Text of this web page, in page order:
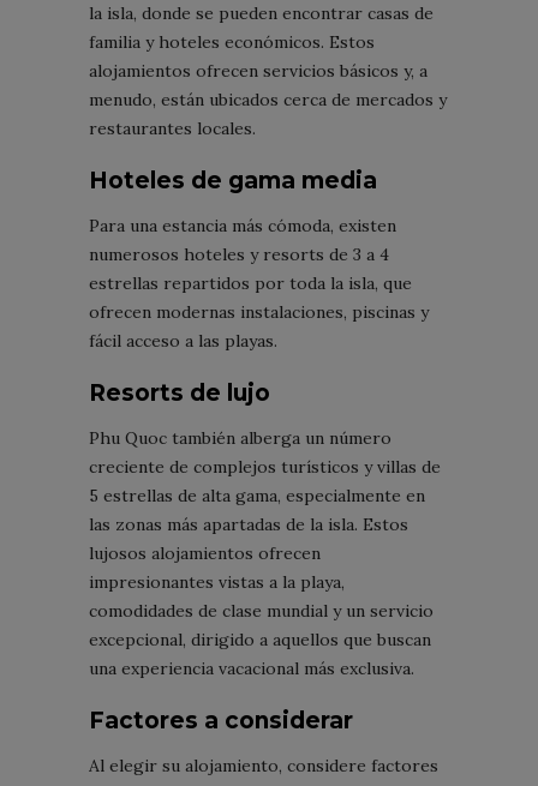
la isla, donde se pueden encontrar casas de
familia y hoteles económicos. Estos
alojamientos ofrecen servicios básicos y, a
menudo, están ubicados cerca de mercados y
restaurantes locales.
Hoteles de gama media
Para una estancia más cómoda, existen
numerosos hoteles y resorts de 3 a 4
estrellas repartidos por toda la isla, que
ofrecen modernas instalaciones, piscinas y
fácil acceso a las playas.
Resorts de lujo
Phu Quoc también alberga un número
creciente de complejos turísticos y villas de
5 estrellas de alta gama, especialmente en
las zonas más apartadas de la isla. Estos
lujosos alojamientos ofrecen
impresionantes vistas a la playa,
comodidades de clase mundial y un servicio
excepcional, dirigido a aquellos que buscan
una experiencia vacacional más exclusiva.
Factores a considerar
Al elegir su alojamiento, considere factores